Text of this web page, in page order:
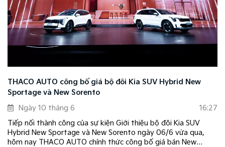
THACO AUTO công bố giá bộ đôi Kia SUV Hybrid New
Sportage và New Sorento
Ngày 10 tháng 6
16:27
Tiếp nối thành công của sự kiện Giới thiệu bộ đôi Kia SUV
Hybrid New Sportage và New Sorento ngày 06/6 vừa qua,
hôm nay THACO AUTO chính thức công bố giá bán New